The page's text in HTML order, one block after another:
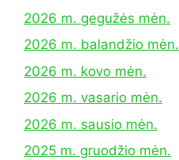
2026 m. gegužės mėn.
2026 m. balandžio mėn.
2026 m. kovo mėn.
2026 m. vasario mėn.
2026 m. sausio mėn.
2025 m. gruodžio mėn.